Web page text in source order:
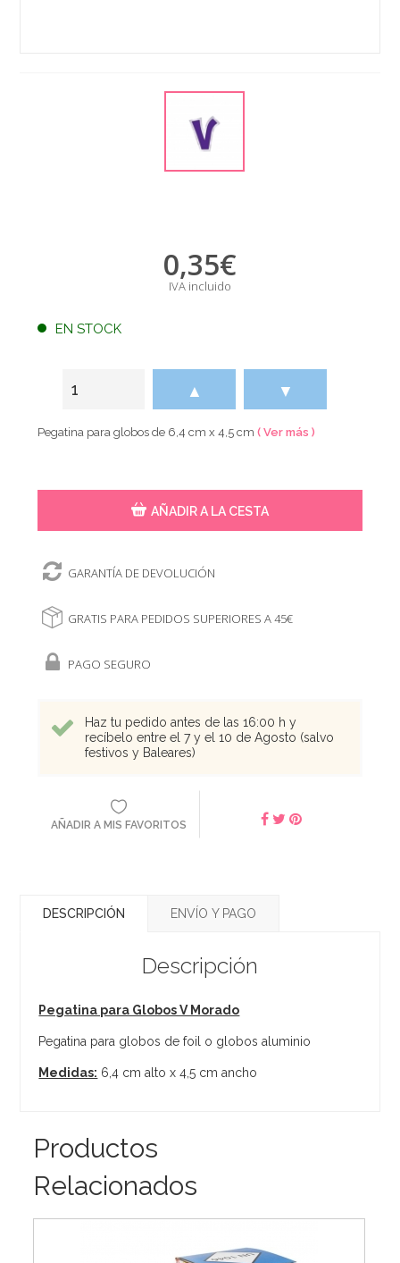
0,35€
IVA incluido
EN STOCK
▲ ▼
Pegatina para globos de 6,4 cm x 4,5 cm( Ver más )
AÑADIR A LA CESTA
GARANTÍA DE DEVOLUCIÓN
GRATIS PARA PEDIDOS SUPERIORES A 45€
PAGO SEGURO
Haz tu pedido antes de las 16:00 h y
recíbelo entre el 7 y el 10 de Agosto (salvo
festivos y Baleares)
AÑADIR A MIS FAVORITOS
DESCRIPCIÓN ENVÍO Y PAGO
Descripción
Pegatina para Globos V Morado
Pegatina para globos de foil o globos aluminio
Medidas: 6,4 cm alto x 4,5 cm ancho
Productos
Relacionados